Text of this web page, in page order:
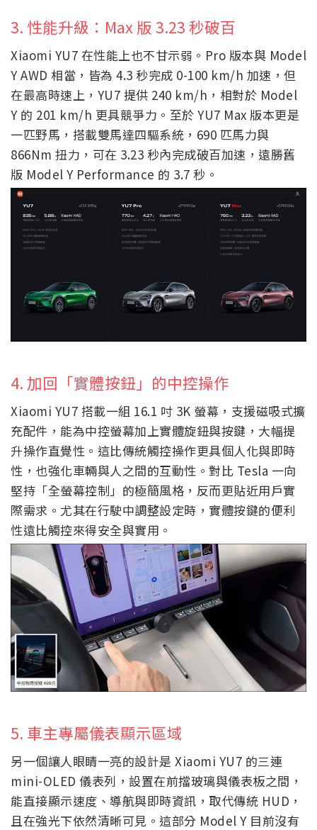
3. 性能升級：Max 版 3.23 秒破百
Xiaomi YU7 在性能上也不甘示弱。Pro 版本與 Model
Y AWD 相當，皆為 4.3 秒完成 0-100 km/h 加速，但
在最高時速上，YU7 提供 240 km/h，相對於 Model
Y 的 201 km/h 更具競爭力。至於 YU7 Max 版本更是
一匹野馬，搭載雙馬達四驅系統，690 匹馬力與
866Nm 扭力，可在 3.23 秒內完成破百加速，遠勝舊
版 Model Y Performance 的 3.7 秒。
4. 加回「實體按鈕」的中控操作
Xiaomi YU7 搭載一組 16.1 吋 3K 螢幕，支援磁吸式擴
充配件，能為中控螢幕加上實體旋鈕與按鍵，大幅提
升操作直覺性。這比傳統觸控操作更具個人化與即時
性，也強化車輛與人之間的互動性。對比 Tesla 一向
堅持「全螢幕控制」的極簡風格，反而更貼近用戶實
際需求。尤其在行駛中調整設定時，實體按鍵的便利
性遠比觸控來得安全與實用。
5. 車主專屬儀表顯示區域
另一個讓人眼睛一亮的設計是 Xiaomi YU7 的三連
mini-OLED 儀表列，設置在前擋玻璃與儀表板之間，
能直接顯示速度、導航與即時資訊，取代傳統 HUD，
且在強光下依然清晰可見。這部分 Model Y 目前沒有